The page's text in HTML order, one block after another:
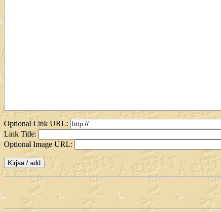
Optional Link URL:
Link Title:
Optional Image URL: